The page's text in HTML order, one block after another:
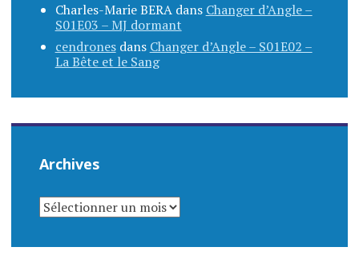
Charles-Marie BERAdans Changer d’Angle –
S01E03 – MJ dormant
cendronesdans Changer d’Angle – S01E02 –
La Bête et le Sang
Archives
ARCHIVES